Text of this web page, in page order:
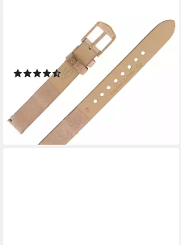
Uhrenarmband 12mm Leder
Beige ES-3466 LB-ES3466
(2)
39,00 € UVP 55,00 €
-29%
lieferbar - in 2-3 Werktagen bei dir